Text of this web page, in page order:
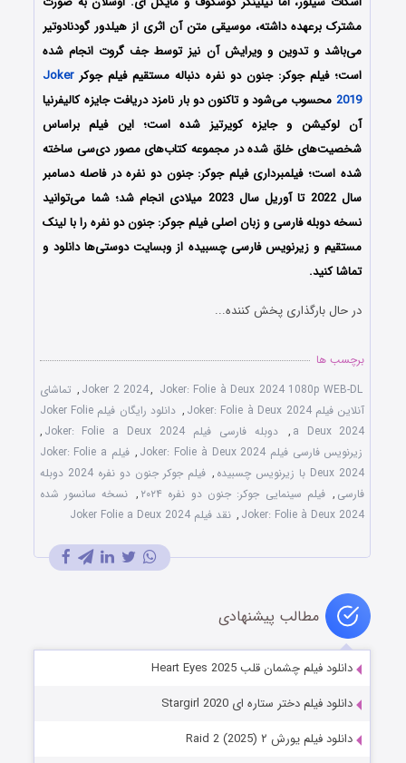
مشترک برعهده داشته، موسیقی متن آن اثری از هیلدور گودنادوتیر
می‌باشد و تدوین و ویرایش آن نیز توسط جف گروت انجام شده
است؛ فیلم جوکر: جنون دو نفره دنباله مستقیم فیلم جوکرJoker
2019 محسوب می‌شود و تاکنون دو بار نامزد دریافت جایزه کالیفرنیا
آن لوکیشن و جایزه کویرتیز شده است؛ این فیلم براساس
شخصیت‌های خلق شده در مجموعه کتاب‌های مصور دی‌سی ساخته
شده است؛ فیلمبرداری فیلم جوکر: جنون دو نفره در فاصله دسامبر
سال 2022 تا آوریل سال 2023 میلادی انجام شد؛ شما می‌توانید
نسخه دوبله فارسی و زبان اصلی فیلم جوکر: جنون دو نفره را با ‌لینک
مستقیم و زیرنویس فارسی چسبیده از وبسایت دوستی‌ها دانلود و
تماشا کنید.
در حال بارگذاری پخش کننده...
برچسب ها
Joker 2 2024, Joker: Folie à Deux 2024 1080p WEB-DL
, تماشای
آنلاین فیلم Joker: Folie à Deux 2024
,
دانلود رایگان فیلم Joker Folie
a Deux 2024
, دوبله فارسی فیلم Joker: Folie a Deux 2024
,
زیرنویس فارسی فیلم Joker: Folie à Deux 2024
,
فیلم Joker: Folie a
Deux 2024 با زیرنویس چسبیده
,
فیلم جوکر جنون دو نفره 2024 دوبله
فارسی , فیلم سینمایی جوکر: جنون دو نفره ۲۰۲۴ , نسخه سانسور شده
Joker: Folie à Deux 2024
, نقد فیلم Joker Folie a Deux 2024
مطالب پیشنهادی
دانلود فیلم چشمان قلب Heart Eyes 2025
دانلود فیلم دختر ستاره ای Stargirl 2020
دانلود فیلم یورش ۲ Raid 2 (2025)